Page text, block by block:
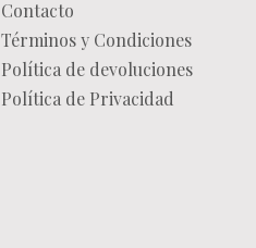
Contacto
Términos y Condiciones
Política de devoluciones
Política de Privacidad